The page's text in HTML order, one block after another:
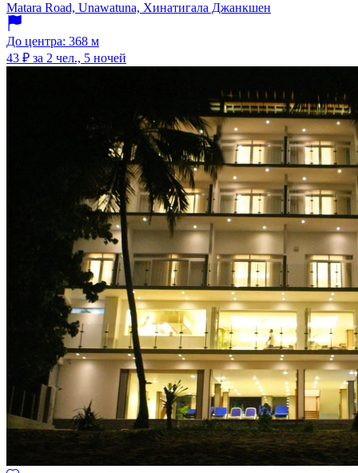
Matara Road, Unawatuna, Хинатигала Джанкшен
До центра: 368 м
43 ₽ за 2 чел., 5 ночей